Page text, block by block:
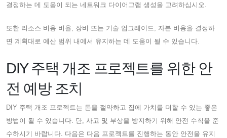
결정하는 데 도움이 되는 네트워크 다이어그램 생성을 고려하십시오.
또한 리소스 비용 비율, 장비 또는 기술 업그레이드, 자본 비용을 결정하
면 계획대로 예산 범위 내에서 유지하는 데 도움이 될 수 있습니다.
DIY 주택 개조 프로젝트를 위한 안
전 예방 조치
DIY 주택 개조 프로젝트는 돈을 절약하고 집에 가치를 더할 수 있는 좋은
방법이 될 수 있습니다. 단, 사고 및 부상을 방지하기 위해 안전 수칙을 준
수하시기 바랍니다. 다음은 다음 프로젝트를 진행하는 동안 안전을 유지